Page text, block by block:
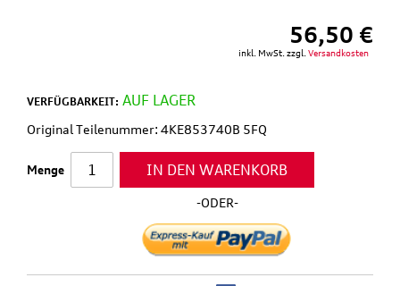
56,50 €
inkl. MwSt. zzgl. Versandkosten
VERFÜGBARKEIT: AUF LAGER
Original Teilenummer: 4KE853740B 5FQ
Menge IN DEN WARENKORB
-ODER-